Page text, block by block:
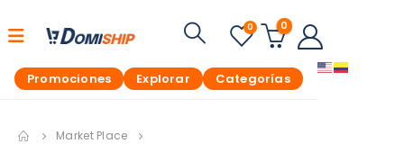
0 0
Promociones Explorar Categorías
Market Place